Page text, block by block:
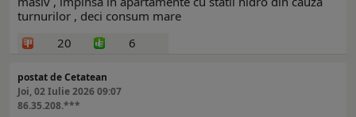
turnurilor , deci consum mare
20
6
postat de Cetatean
Joi, 02 Iulie 2026 09:07
86.35.208.***